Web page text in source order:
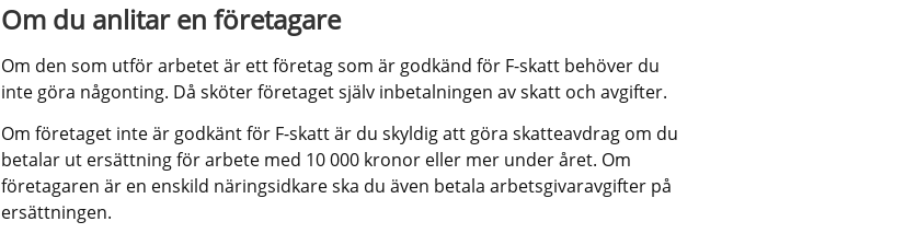
Om du anlitar en företagare
Om den som utför arbetet är ett företag som är godkänd för F-skatt behöver du
inte göra någonting. Då sköter företaget själv inbetalningen av skatt och avgifter.
Om företaget inte är godkänt för F-skatt är du skyldig att göra skatteavdrag om du
betalar ut ersättning för arbete med 10 000 kronor eller mer under året. Om
företagaren är en enskild näringsidkare ska du även betala arbetsgivaravgifter på
ersättningen.